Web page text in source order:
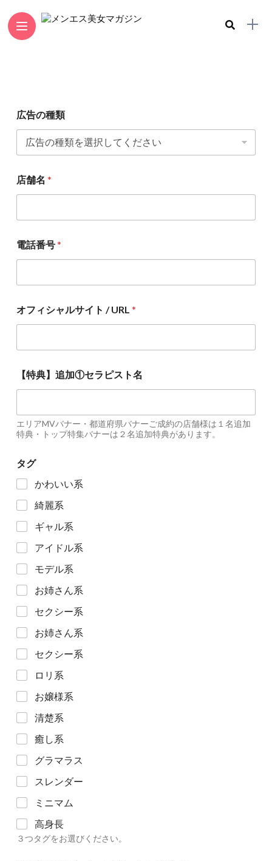
広告の種類
店舗名*
電話番号*
オフィシャルサイト / URL*
【特典】追加①セラピスト名
エリアMVバナー・都道府県バナーご成約の店舗様は１名追加
特典・トップ特集バナーは２名追加特典があります。
タグ
かわいい系
綺麗系
ギャル系
アイドル系
モデル系
お姉さん系
セクシー系
お姉さん系
セクシー系
ロリ系
お嬢様系
清楚系
癒し系
グラマラス
スレンダー
ミニマム
高身長
３つタグをお選びください。